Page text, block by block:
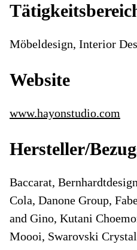
Möbeldesign, Interior
Website
www.hayonstudio.com
Hersteller/
Baccarat,
Cola, Danone Group,
and Gino, Kutani
Moooi, Swarovski